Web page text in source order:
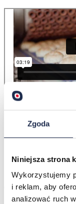
Zgoda
Niniejsza strona
Wykorzystujemy
i reklam, aby
analizować ruch
„Firma
wzrost
radziliśmy
pilotażowej na
Czy chcesz usłyszeć
Schulstad?